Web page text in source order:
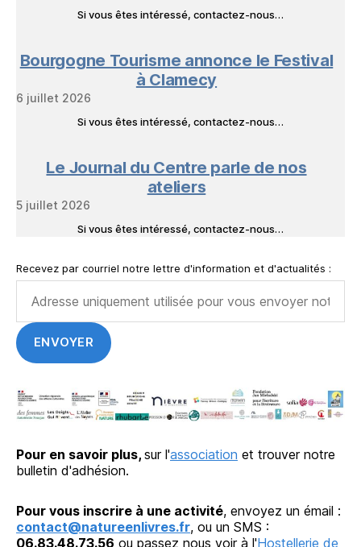
Si vous êtes intéressé, contactez-nous…
Bourgogne Tourisme annonce le Festival
à Clamecy
6 juillet 2026
Si vous êtes intéressé, contactez-nous…
Le Journal du Centre parle de nos
ateliers
5 juillet 2026
Si vous êtes intéressé, contactez-nous…
Recevez par courriel notre lettre d'information et d'actualités :
Pour en savoir plus, sur l'association et trouver notre
bulletin d'adhésion.
Pour vous inscrire à une activité, envoyez un émail :
contact@natureenlivres.fr, ou un SMS :
06.83.48.73.56 ou passez nous voir à l'Hostellerie de